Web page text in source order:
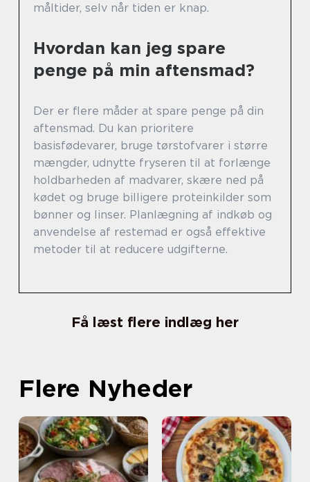
måltider, selv når tiden er knap.
Hvordan kan jeg spare
penge på min aftensmad?
Der er flere måder at spare penge på din
aftensmad. Du kan prioritere
basisfødevarer, bruge tørstofvarer i større
mængder, udnytte fryseren til at forlænge
holdbarheden af madvarer, skære ned på
kødet og bruge billigere proteinkilder som
bønner og linser. Planlægning af indkøb og
anvendelse af restemad er også effektive
metoder til at reducere udgifterne.
Få læst flere indlæg her
Flere Nyheder